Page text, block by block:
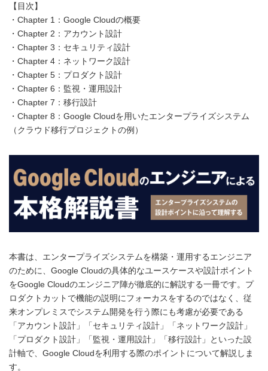
【目次】
・Chapter 1：Google Cloudの概要
・Chapter 2：アカウント設計
・Chapter 3：セキュリティ設計
・Chapter 4：ネットワーク設計
・Chapter 5：プロダクト設計
・Chapter 6：監視・運用設計
・Chapter 7：移行設計
・Chapter 8：Google Cloudを用いたエンタープライズシステム
（クラウド移行プロジェクトの例）
本書は、エンタープライズシステムを構築・運用するエンジニア
のために、Google Cloudの具体的なユースケースや設計ポイント
をGoogle Cloudのエンジニア陣が徹底的に解説する一冊です。プ
ロダクトカットで機能の説明にフォーカスをするのではなく、従
来オンプレミスでシステム開発を行う際にも考慮が必要である
「アカウント設計」「セキュリティ設計」「ネットワーク設計」
「プロダクト設計」「監視・運用設計」「移行設計」といった設
計軸で、Google Cloudを利用する際のポイントについて解説しま
す。